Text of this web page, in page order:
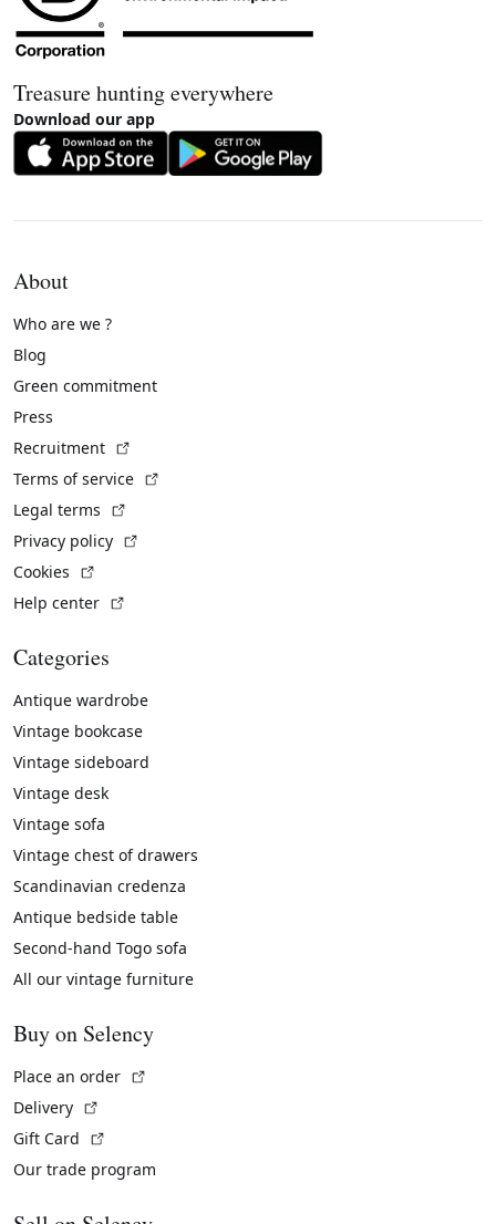
Treasure hunting everywhere
Download our app
About
Who are we ?
Blog
Green commitment
Press
Recruitment
Terms of service
Legal terms
Privacy policy
Cookies
Help center
Categories
Antique wardrobe
Vintage bookcase
Vintage sideboard
Vintage desk
Vintage sofa
Vintage chest of drawers
Scandinavian credenza
Antique bedside table
Second-hand Togo sofa
All our vintage furniture
Buy on Selency
Place an order
Delivery
Gift Card
Our trade program